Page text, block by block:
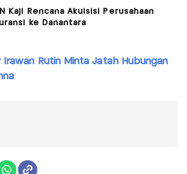
Kaji Rencana Akuisisi Perusahaan
ke Danantara
Irawan Rutin Minta Jatah Hubungan